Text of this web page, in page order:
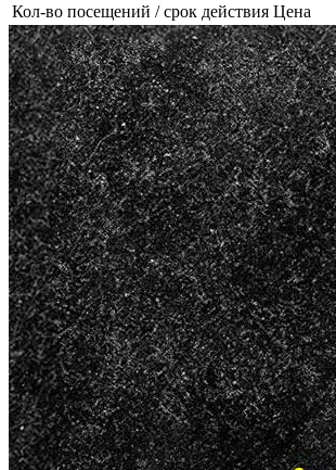
Кол-во посещений / срок действия Цена